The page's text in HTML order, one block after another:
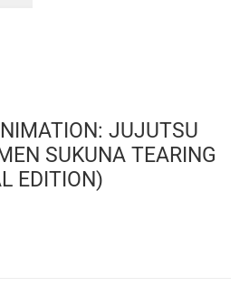
JUJUTSU
SUKUNA TEARING
EDITION)